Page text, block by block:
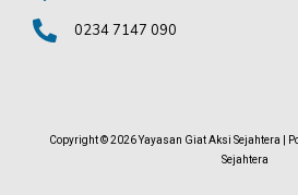
0234 7147 090
Copyright © 2026 Yayasan Giat Aksi Sejahtera |
Sejahtera